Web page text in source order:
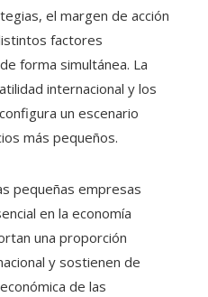
el margen de acción
factores
forma simultánea. La
internacional y los
un escenario
más pequeños.
pequeñas empresas
en la economía
una proporción
y sostienen de
de las